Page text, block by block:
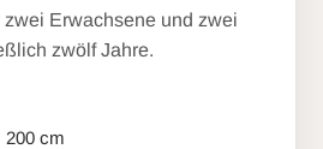
Erwachsene und zwei
zwölf Jahre.
200 cm